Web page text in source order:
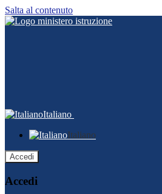
Salta al contenuto
Italiano
Italiano
Accedi
Accedi